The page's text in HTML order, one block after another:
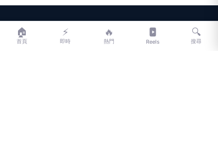
LIFE
LIFE 生活網是台灣領先的生活資訊平台，提供即時新聞、生活、健康、
🏠
首頁
⚡
即時
🔥
熱門 Reels
🔍
搜尋